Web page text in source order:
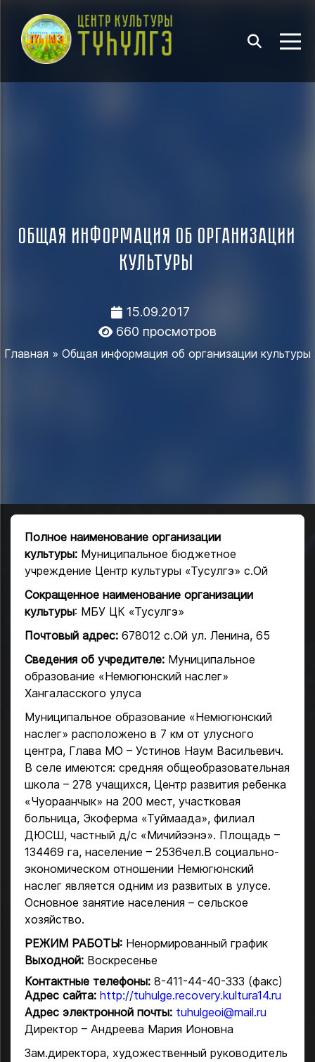
Общая информация об организации
культуры
15.09.2017
660 просмотров
Главная » Общая информация об организации культуры
Полное наименование организации
культуры: Муниципальное бюджетное
учреждение Центр культуры «Тусулгэ» с.Ой
Сокращенное наименование организации
культуры: МБУ ЦК «Тусулгэ»
Почтовый адрес: 678012 с.Ой ул. Ленина, 65
Сведения об учредителе: Муниципальное
образование «Немюгюнский наслег»
Хангаласского улуса
Муниципальное образование «Немюгюнский
наслег» расположено в 7 км от улусного
центра, Глава МО – Устинов Наум Васильевич.
В селе имеются: средняя общеобразовательная
школа – 278 учащихся, Центр развития ребенка
«Чуораанчык» на 200 мест, участковая
больница, Экоферма «Туймаада», филиал
ДЮСШ, частный д/с «Мичийээнэ». Площадь –
134469 га, население – 2536чел.В социально-
экономическом отношении Немюгюнский
наслег является одним из развитых в улусе.
Основное занятие населения – сельское
хозяйство.
РЕЖИМ РАБОТЫ: Ненормированный график
Выходной: Воскресенье
Контактные телефоны: 8-411-44-40-333 (факс)
Адрес сайта: http://tuhulge.recovery.kultura14.ru
Адрес электронной почты: tuhulgeoi@mail.ru
Директор – Андреева Мария Ионовна
Зам.директора, художественный руководитель